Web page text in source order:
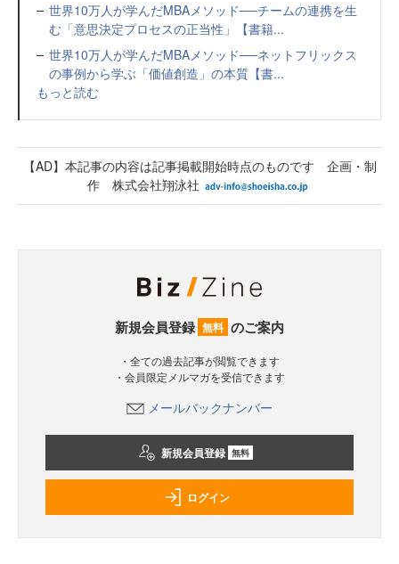
世界10万人が学んだMBAメソッド──チームの連携を生
む「意思決定プロセスの正当性」【書籍...
世界10万人が学んだMBAメソッド──ネットフリックス
の事例から学ぶ「価値創造」の本質【書...
もっと読む
【AD】本記事の内容は記事掲載開始時点のものです 企画・制
作 株式会社翔泳社
新規会員登録 無料 のご案内
・全ての過去記事が閲覧できます
・会員限定メルマガを受信できます
メールバックナンバー
新規会員登録 無料
ログイン